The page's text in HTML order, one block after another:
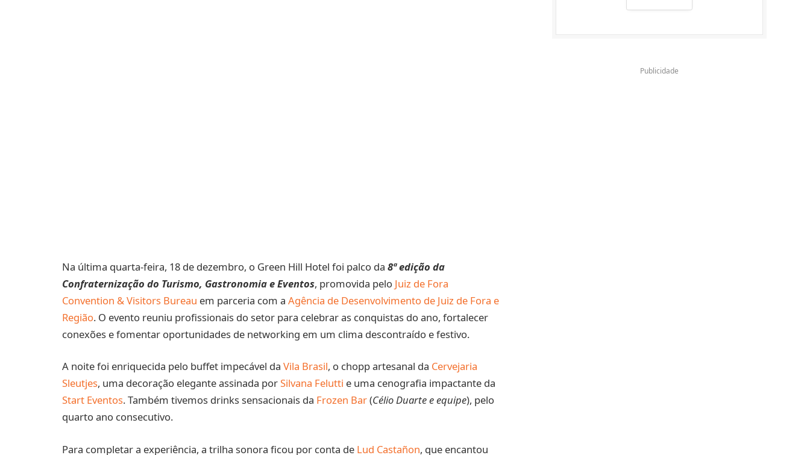
Na última quarta-feira, 18 de dezembro, o Green Hill Hotel foi palco da 8ª edição da
Confraternização do Turismo, Gastronomia e Eventos, promovida pelo Juiz de Fora
Convention & Visitors Bureau em parceria com a Agência de Desenvolvimento de Juiz de Fora e
Região. O evento reuniu profissionais do setor para celebrar as conquistas do ano, fortalecer
conexões e fomentar oportunidades de networking em um clima descontraído e festivo.
A noite foi enriquecida pelo buffet impecável da Vila Brasil, o chopp artesanal da Cervejaria
Sleutjes, uma decoração elegante assinada porSilvana Felutti e uma cenografia impactante da
Start Eventos. Também tivemos drinks sensacionais da Frozen Bar(Célio Duarte e equipe), pelo
quarto ano consecutivo.
Para completar a experiência, a trilha sonora ficou por conta de Lud Castañon, que encantou
Publicidade